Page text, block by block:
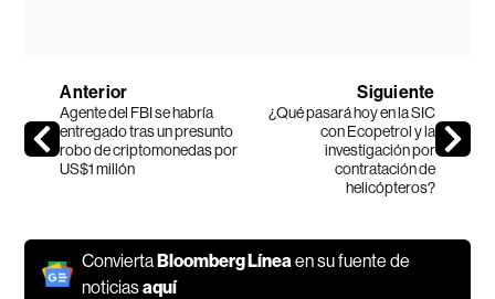
Anterior
Agente del FBI se habría
entregado tras un presunto
robo de criptomonedas por
US$1 millón
Siguiente
¿Qué pasará hoy en la SIC
con Ecopetrol y la
investigación por
contratación de
helicópteros?
ConviertaBloomberg Línea en su fuente de
noticiasaquí